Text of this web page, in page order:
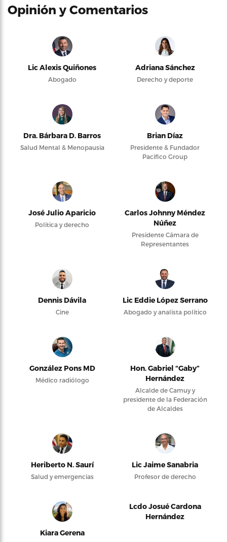
Opinión y Comentarios
Lic Alexis Quiñones
Abogado
Adriana Sánchez
Derecho y deporte
Dra. Bárbara D. Barros
Salud Mental & Menopausia
Brian Díaz
Presidente & Fundador
Pacifico Group
José Julio Aparicio
Política y derecho
Carlos Johnny Méndez
Núñez
Presidente Cámara de
Representantes
Dennis Dávila
Cine
Lic Eddie López Serrano
Abogado y analista político
González Pons MD
Médico radiólogo
Hon. Gabriel “Gaby”
Hernández
Alcalde de Camuy y
presidente de la Federación
de Alcaldes
Heriberto N. Saurí
Salud y emergencias
Lic Jaime Sanabria
Profesor de derecho
Kiara Gerena
Lcdo Josué Cardona
Hernández